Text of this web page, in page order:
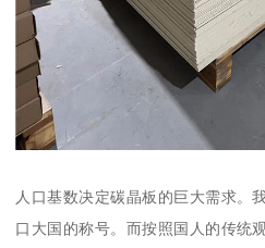
人口基数决定碳晶板的巨大需求。
口大国的称号。而按照国人的传统